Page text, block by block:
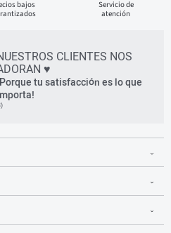
bajos
Servicio de
atención
CLIENTES NOS
♥
tu satisfacción es lo que